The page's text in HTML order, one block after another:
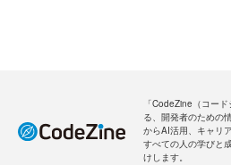
「CodeZine（コー
る、開発者のための
からAI活用、キャリ
すべての人の学びと
けします。